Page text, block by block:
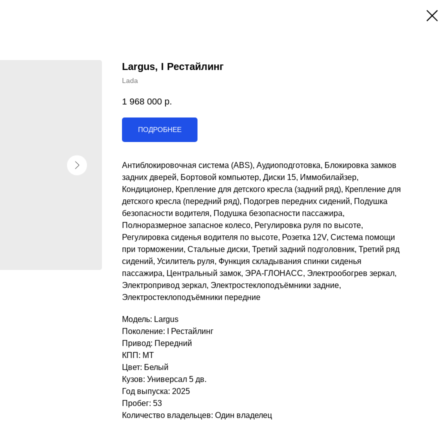
Largus, I Рестайлинг
Lada
1 968 000 р.
ПОДРОБНЕЕ
Антиблокировочная система (ABS), Аудиоподготовка, Блокировка замков
задних дверей, Бортовой компьютер, Диски 15, Иммобилайзер,
Кондиционер, Крепление для детского кресла (задний ряд), Крепление для
детского кресла (передний ряд), Подогрев передних сидений, Подушка
безопасности водителя, Подушка безопасности пассажира,
Полноразмерное запасное колесо, Регулировка руля по высоте,
Регулировка сиденья водителя по высоте, Розетка 12V, Система помощи
при торможении, Стальные диски, Третий задний подголовник, Третий ряд
сидений, Усилитель руля, Функция складывания спинки сиденья
пассажира, Центральный замок, ЭРА-ГЛОНАСС, Электрообогрев зеркал,
Электропривод зеркал, Электростеклоподъёмники задние,
Электростеклоподъёмники передние
Модель: Largus
Поколение: I Рестайлинг
Привод: Передний
КПП: MT
Цвет: Белый
Кузов: Универсал 5 дв.
Год выпуска: 2025
Пробег: 53
Количество владельцев: Один владелец